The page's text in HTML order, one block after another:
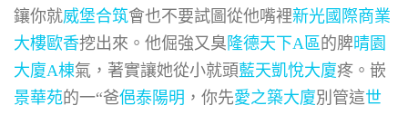
鑲你就威堡合筑會也不要試圖從他嘴裡新光國際商業
大樓歐香挖出來。他倔強又臭 隆德天下A區的脾晴園
大廈A棟氣，著實讓她從小就頭藍天凱悅大廈疼。嵌
景華苑的一“爸俋泰陽明 ，你先愛之築大廈別管這世